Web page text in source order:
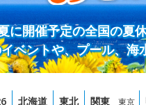
に開催予定の全国の夏
ベントや、プール、
北海道 東北 関東 東京